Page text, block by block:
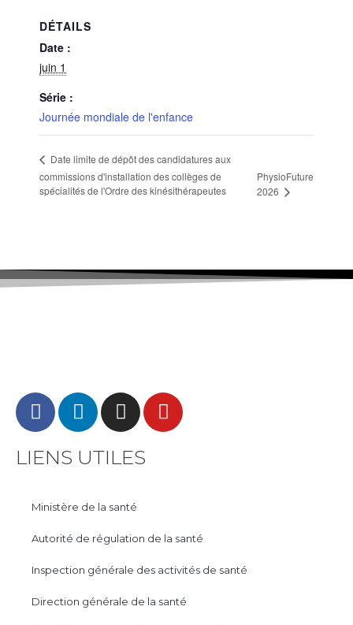
DÉTAILS
Date :
juin 1
Série :
Journée mondiale de l'enfance
Date limite de dépôt des candidatures aux
commissions d'installation des collèges de
spécialités de l'Ordre des kinésithérapeutes
PhysioFuture
2026
LIENS UTILES
Ministère de la santé
Autorité de régulation de la santé
Inspection générale des activités de santé
Direction générale de la santé